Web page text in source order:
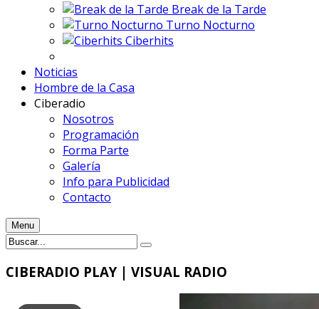
Break de la Tarde
Turno Nocturno
Ciberhits
Noticias
Hombre de la Casa
Ciberadio
Nosotros
Programación
Forma Parte
Galería
Info para Publicidad
Contacto
Menu
CIBERADIO PLAY | VISUAL RADIO